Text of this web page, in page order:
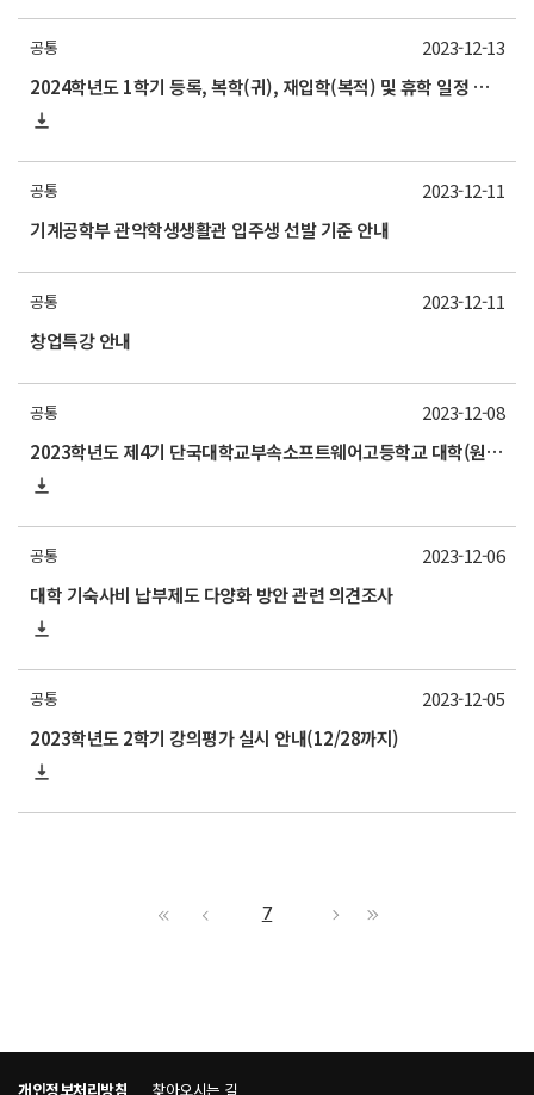
공통
2024학년도 1학기 등록, 복학(귀), 재입학(복적) 및 휴학 일정 안내
2023-12-13
공통
기계공학부 관악학생생활관 입주생 선발 기준 안내
2023-12-11
공통
창업특강 안내
2023-12-11
공통
2023학년도 제4기 단국대학교부속소프트웨어고등학교 대학(원)생 멘토링제 교육봉사학생 모집 안내
2023-12-08
공통
대학 기숙사비 납부제도 다양화 방안 관련 의견조사
2023-12-06
공통
2023학년도 2학기 강의평가 실시 안내(12/28까지)
2023-12-05
7
개인정보처리방침 찾아오시는 길